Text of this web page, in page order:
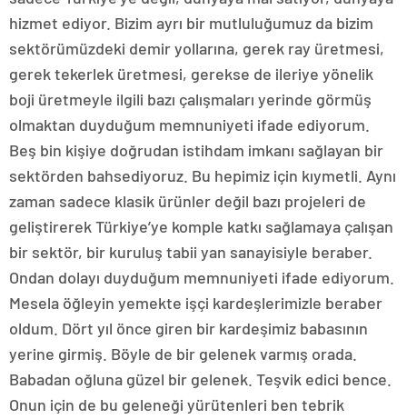
hizmet ediyor. Bizim ayrı bir mutluluğumuz da bizim
sektörümüzdeki demir yollarına, gerek ray üretmesi,
gerek tekerlek üretmesi, gerekse de ileriye yönelik
boji üretmeyle ilgili bazı çalışmaları yerinde görmüş
olmaktan duyduğum memnuniyeti ifade ediyorum.
Beş bin kişiye doğrudan istihdam imkanı sağlayan bir
sektörden bahsediyoruz. Bu hepimiz için kıymetli. Aynı
zaman sadece klasik ürünler değil bazı projeleri de
geliştirerek Türkiye’ye komple katkı sağlamaya çalışan
bir sektör, bir kuruluş tabii yan sanayisiyle beraber.
Ondan dolayı duyduğum memnuniyeti ifade ediyorum.
Mesela öğleyin yemekte işçi kardeşlerimizle beraber
oldum. Dört yıl önce giren bir kardeşimiz babasının
yerine girmiş. Böyle de bir gelenek varmış orada.
Babadan oğluna güzel bir gelenek. Teşvik edici bence.
Onun için de bu geleneği yürütenleri ben tebrik